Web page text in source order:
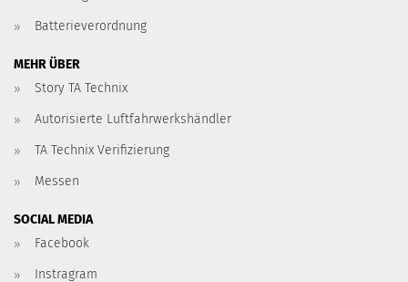
Batterieverordnung
MEHR ÜBER
Story TA Technix
Autorisierte Luftfahrwerkshändler
TA Technix Verifizierung
Messen
SOCIAL MEDIA
Facebook
Instragram